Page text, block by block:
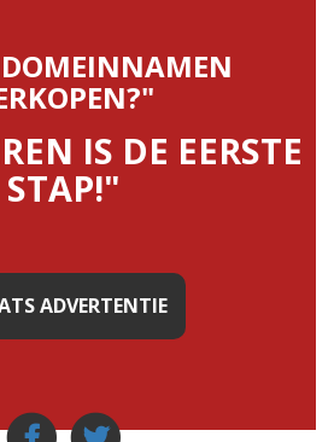
IS DE EERSTE
STAP!"
ADVERTENTIE